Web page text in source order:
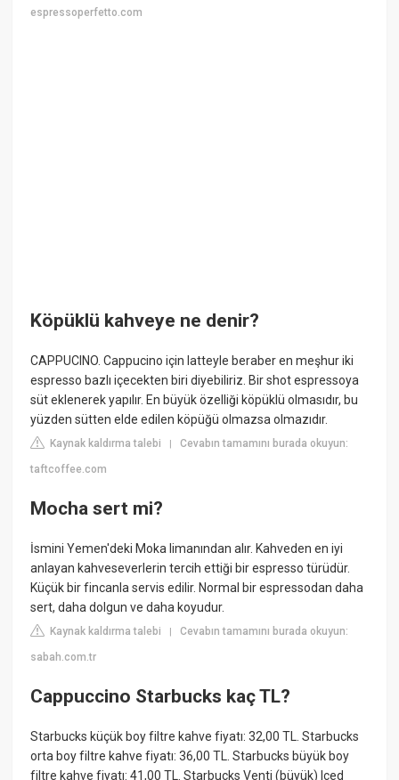
espressoperfetto.com
Köpüklü kahveye ne denir?
CAPPUCINO. Cappucino için latteyle beraber en meşhur iki
espresso bazlı içecekten biri diyebiliriz. Bir shot espressoya
süt eklenerek yapılır. En büyük özelliği köpüklü olmasıdır, bu
yüzden sütten elde edilen köpüğü olmazsa olmazıdır.
Kaynak kaldırma talebi |Cevabın tamamını burada okuyun:
taftcoffee.com
Mocha sert mi?
İsmini Yemen'deki Moka limanından alır. Kahveden en iyi
anlayan kahveseverlerin tercih ettiği bir espresso türüdür.
Küçük bir fincanla servis edilir. Normal bir espressodan daha
sert, daha dolgun ve daha koyudur.
Kaynak kaldırma talebi |Cevabın tamamını burada okuyun:
sabah.com.tr
Cappuccino Starbucks kaç TL?
Starbucks küçük boy filtre kahve fiyatı: 32,00 TL. Starbucks
orta boy filtre kahve fiyatı: 36,00 TL. Starbucks büyük boy
filtre kahve fiyatı: 41,00 TL. Starbucks Venti (büyük) Iced